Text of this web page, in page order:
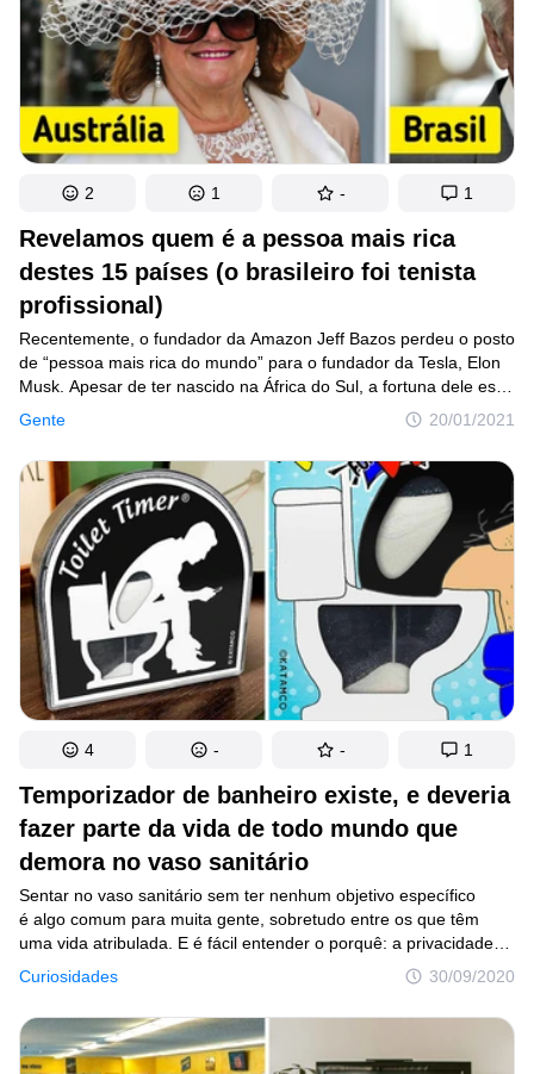
Revelamos quem é a pessoa mais rica
destes 15 países (o brasileiro foi tenista
profissional)
Gente 20/01/2021
Recentemente, o fundador da Amazon Jeff Bazos perdeu o posto
de “pessoa mais rica do mundo” para o fundador da Tesla, Elon
Musk. Apesar de ter nascido na África do Sul, a fortuna dele está
concentrada nos Estados Unidos. Agora, você tem alguma ideia
2 1 - 1
Temporizador de banheiro existe, e deveria
fazer parte da vida de todo mundo que
demora no vaso sanitário
Curiosidades 30/09/2020
Sentar no vaso sanitário sem ter nenhum objetivo específico
é algo comum para muita gente, sobretudo entre os que têm
uma vida atribulada. E é fácil entender o porquê: a privacidade
do banheiro ajuda a nos distrair da correria diária e nos permite
ficar só olhando para o nada sem que corramos o risco
de sermos interrompidos. Porém, além de riscos para a saúde,
permanecer sentado no vaso por muito tempo pode tirar
o sossego de quem está esperando do outro lado da porta.
4 - - 1